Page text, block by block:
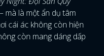
mà là một ẩn dụ tâm
cái ác không còn hiện
còn mang dáng dấp